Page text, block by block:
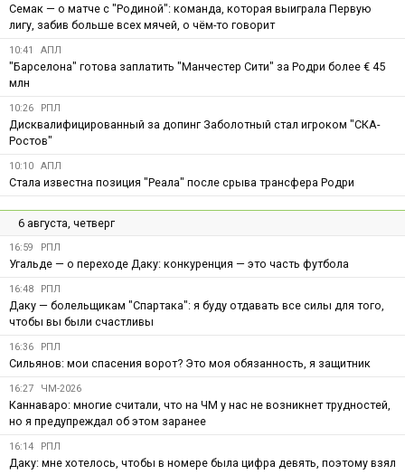
Семак — о матче с "Родиной": команда, которая выиграла Первую
лигу, забив больше всех мячей, о чём-то говорит
10:41 АПЛ
"Барселона" готова заплатить "Манчестер Сити" за Родри более € 45
млн
10:26 РПЛ
Дисквалифицированный за допинг Заболотный стал игроком "СКА-
Ростов"
10:10 АПЛ
Стала известна позиция "Реала" после срыва трансфера Родри
6 августа, четверг
16:59 РПЛ
Угальде — о переходе Даку: конкуренция — это часть футбола
16:48 РПЛ
Даку — болельщикам "Спартака": я буду отдавать все силы для того,
чтобы вы были счастливы
16:36 РПЛ
Сильянов: мои спасения ворот? Это моя обязанность, я защитник
16:27 ЧМ-2026
Каннаваро: многие считали, что на ЧМ у нас не возникнет трудностей,
но я предупреждал об этом заранее
16:14 РПЛ
Даку: мне хотелось, чтобы в номере была цифра девять, поэтому взял